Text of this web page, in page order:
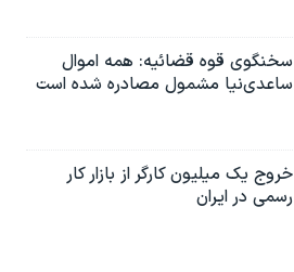
سخنگوی قوه قضائیه: همه اموال
ساعدی‌نیا مشمول مصادره شده است
خروج یک میلیون کارگر از بازار کار
رسمی در ایران